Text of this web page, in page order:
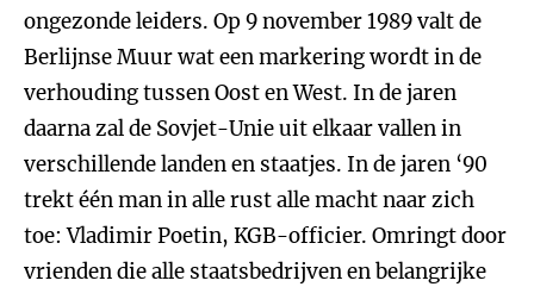
ongezonde leiders. Op 9 november 1989 valt de
Berlijnse Muur wat een markering wordt in de
verhouding tussen Oost en West. In de jaren
daarna zal de Sovjet-Unie uit elkaar vallen in
verschillende landen en staatjes. In de jaren ‘90
trekt één man in alle rust alle macht naar zich
toe: Vladimir Poetin, KGB-officier. Omringt door
vrienden die alle staatsbedrijven en belangrijke